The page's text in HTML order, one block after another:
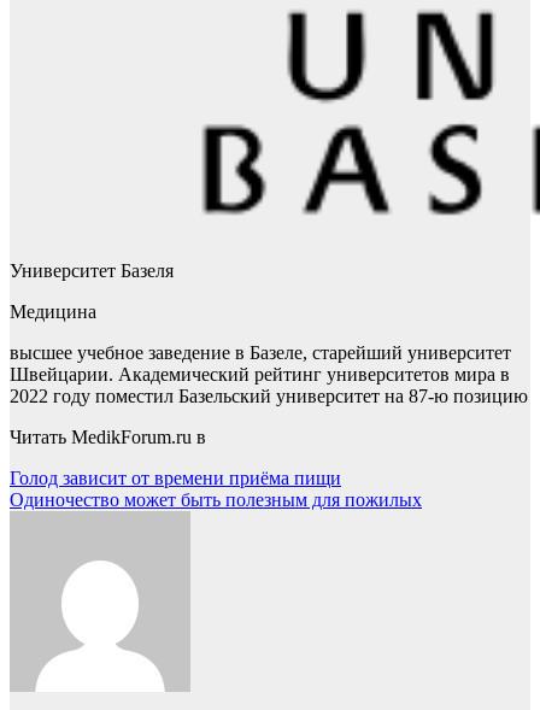
Университет Базеля
Медицина
высшее учебное заведение в Базеле, старейший университет
Швейцарии. Академический рейтинг университетов мира в
2022 году поместил Базельский университет на 87-ю позицию
Читать MedikForum.ru в
Навигация
по
Голод зависит от времени приёма пищи
Одиночество может быть полезным для пожилых